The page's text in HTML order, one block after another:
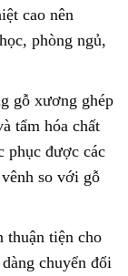
cao nên
phòng ngủ,
gỗ xương ghép
tẩm hóa chất
phục được các
so với gỗ
thuận tiện cho
chuyển đổi